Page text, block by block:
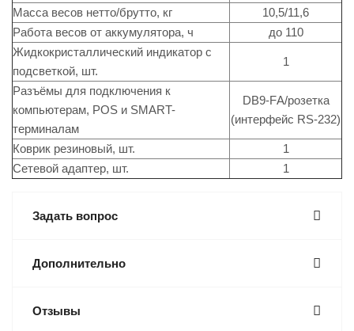
Масса весов нетто/брутто, кг
10,5/11,6
Работа весов от аккумулятора, ч
до 110
Жидкокристаллический индикатор с
подсветкой, шт.
1
Разъёмы для подключения к
компьютерам, POS и SMART-
терминалам
DB9-FА/розетка
(интерфейс RS-232)
Коврик резиновый, шт.
1
Сетевой адаптер, шт.
1
Задать вопрос
Дополнительно
Отзывы